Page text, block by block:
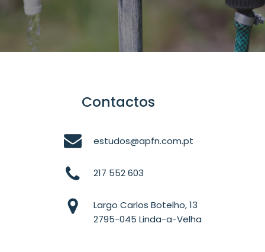
Contactos
estudos@apfn.com.pt
217 552 603
Largo Carlos Botelho, 13
2795-045 Linda-a-Velha